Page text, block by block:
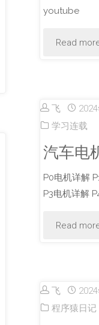
youtube
Read
飞
学习连载
汽车电
P0电机详解
P3电机详解
Read
飞
程序猿日记